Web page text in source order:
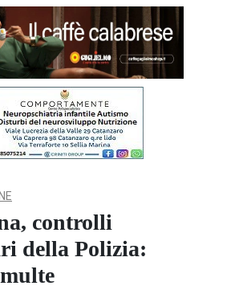
controlli
della Polizia: